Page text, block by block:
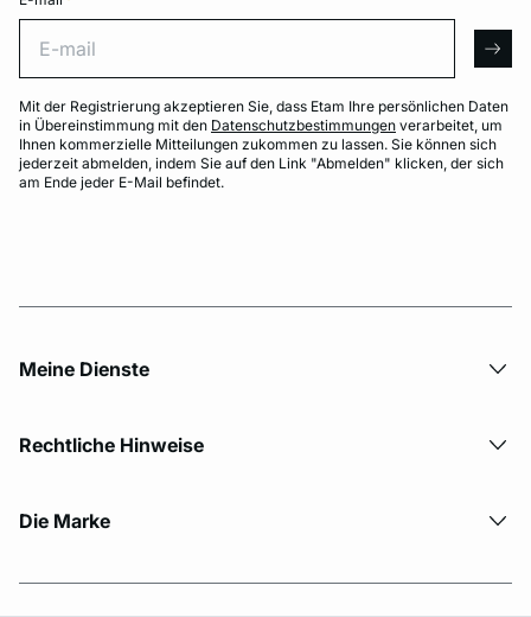
Mit der Registrierung akzeptieren Sie, dass Etam Ihre persönlichen Daten
in Übereinstimmung mit den Datenschutzbestimmungen verarbeitet, um
Ihnen kommerzielle Mitteilungen zukommen zu lassen. Sie können sich
jederzeit abmelden, indem Sie auf den Link "Abmelden" klicken, der sich
am Ende jeder E-Mail befindet.
Meine Dienste
Rechtliche Hinweise
Die Marke